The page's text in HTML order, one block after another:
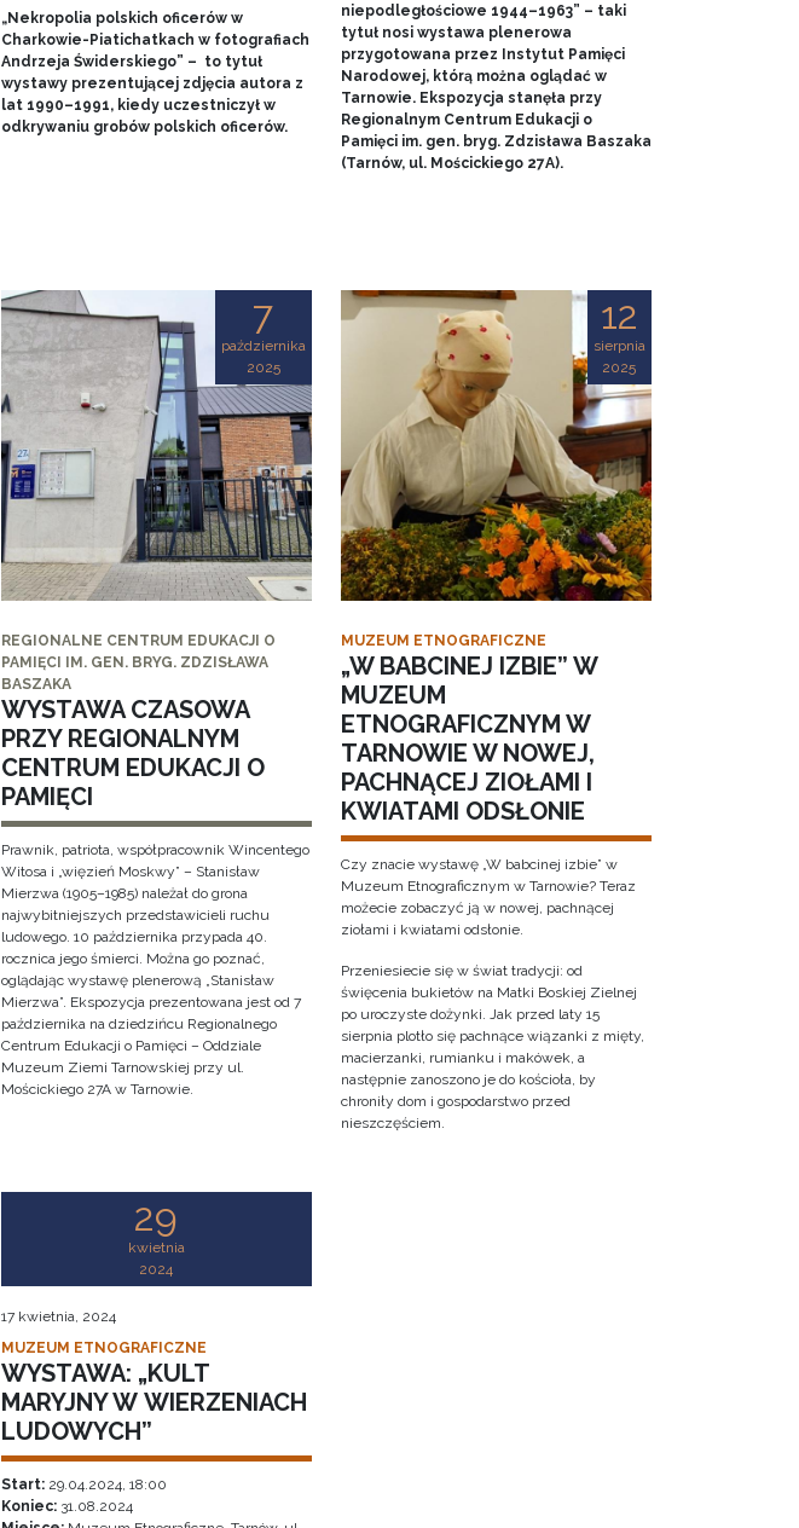
„Nekropolia polskich oficerów w
Charkowie-Piatichatkach w fotografiach
Andrzeja Świderskiego” – to tytuł
wystawy prezentującej zdjęcia autora z
lat 1990–1991, kiedy uczestniczył w
odkrywaniu grobów polskich oficerów.
niepodległościowe 1944–1963” – taki
tytuł nosi wystawa plenerowa
przygotowana przez Instytut Pamięci
Narodowej, którą można oglądać w
Tarnowie. Ekspozycja stanęła przy
Regionalnym Centrum Edukacji o
Pamięci im. gen. bryg. Zdzisława Baszaka
(Tarnów, ul. Mościckiego 27A).
7
października
2025
REGIONALNE CENTRUM EDUKACJI O
PAMIĘCI IM. GEN. BRYG. ZDZISŁAWA
BASZAKA
WYSTAWA CZASOWA
PRZY REGIONALNYM
CENTRUM EDUKACJI O
PAMIĘCI
Prawnik, patriota, współpracownik Wincentego
Witosa i „więzień Moskwy” – Stanisław
Mierzwa (1905–1985) należał do grona
najwybitniejszych przedstawicieli ruchu
ludowego. 10 października przypada 40.
rocznica jego śmierci. Można go poznać,
oglądając wystawę plenerową „Stanisław
Mierzwa”. Ekspozycja prezentowana jest od 7
października na dziedzińcu Regionalnego
Centrum Edukacji o Pamięci – Oddziale
Muzeum Ziemi Tarnowskiej przy ul.
Mościckiego 27A w Tarnowie.
12
sierpnia
2025
MUZEUM ETNOGRAFICZNE
„W BABCINEJ IZBIE” W
MUZEUM
ETNOGRAFICZNYM W
TARNOWIE W NOWEJ,
PACHNĄCEJ ZIOŁAMI I
KWIATAMI ODSŁONIE
Czy znacie wystawę „W babcinej izbie” w
Muzeum Etnograficznym w Tarnowie? Teraz
możecie zobaczyć ją w nowej, pachnącej
ziołami i kwiatami odsłonie.
Przeniesiecie się w świat tradycji: od
święcenia bukietów na Matki Boskiej Zielnej
po uroczyste dożynki. Jak przed laty 15
sierpnia plotło się pachnące wiązanki z mięty,
macierzanki, rumianku i makówek, a
następnie zanoszono je do kościoła, by
chroniły dom i gospodarstwo przed
nieszczęściem.
29
kwietnia
2024
17 kwietnia, 2024
MUZEUM ETNOGRAFICZNE
WYSTAWA: „KULT
MARYJNY W WIERZENIACH
LUDOWYCH”
Start:29.04.2024, 18:00
Koniec:31.08.2024